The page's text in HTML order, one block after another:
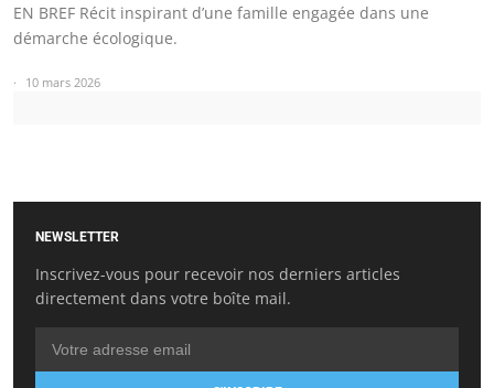
EN BREF Récit inspirant d’une famille engagée dans une
démarche écologique.
10 mars 2026
NEWSLETTER
Inscrivez-vous pour recevoir nos derniers articles
directement dans votre boîte mail.